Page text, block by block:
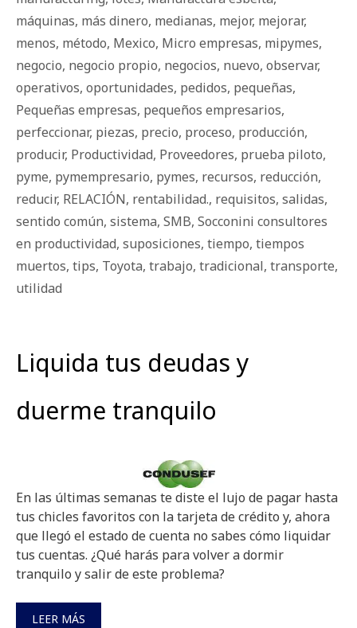
máquinas, más dinero, medianas, mejor, mejorar,
menos, método, Mexico, Micro empresas, mipymes,
negocio, negocio propio, negocios, nuevo, observar,
operativos, oportunidades, pedidos, pequeñas,
Pequeñas empresas, pequeños empresarios,
perfeccionar, piezas, precio, proceso, producción,
producir, Productividad, Proveedores, prueba piloto,
pyme, pymempresario, pymes, recursos, reducción,
reducir, RELACIÓN, rentabilidad., requisitos, salidas,
sentido común, sistema, SMB, Socconini consultores
en productividad, suposiciones, tiempo, tiempos
muertos, tips, Toyota, trabajo, tradicional, transporte,
utilidad
Liquida tus deudas y
duerme tranquilo
En las últimas semanas te diste el lujo de pagar hasta
tus chicles favoritos con la tarjeta de crédito y, ahora
que llegó el estado de cuenta no sabes cómo liquidar
tus cuentas. ¿Qué harás para volver a dormir
tranquilo y salir de este problema?
LEER MÁS